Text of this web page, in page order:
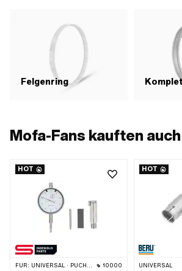
Felgenring
Mofa-Fans kauften auch
HOT
FÜR: UNIVERSAL · PUCH · SACHS · PONY / CILO (BETA 521 & 512) · PIAGGIO · ZÜNDAPP BELMONDO · TOMOS · CILO 10000
HOT
UNIVERSAL